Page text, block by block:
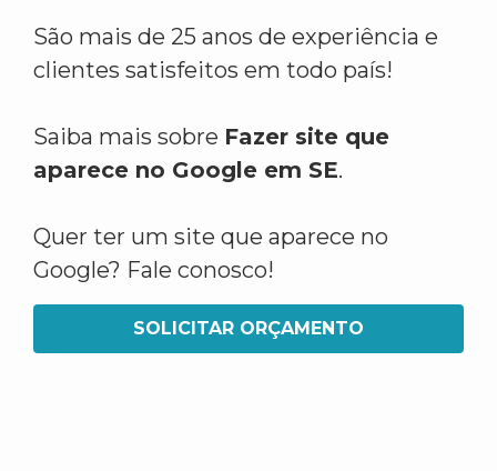
São mais de 25 anos de experiência e
clientes satisfeitos em todo país!
Saiba mais sobre Fazer site que
aparece no Google em SE.
Quer ter um site que aparece no
Google? Fale conosco!
SOLICITAR ORÇAMENTO